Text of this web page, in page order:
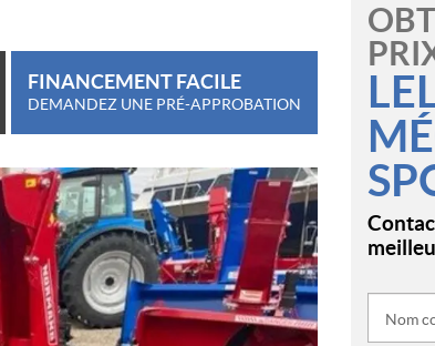
FINANCEMENT FACILE
DEMANDEZ UNE PRÉ-APPROBATION
Nom